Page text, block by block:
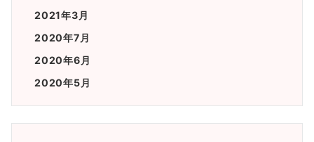
2021年3月
2020年7月
2020年6月
2020年5月